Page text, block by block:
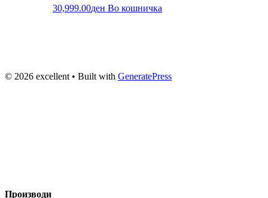
30,999.00ден Во кошничка
© 2026 excellent • Built with GeneratePress
Производи